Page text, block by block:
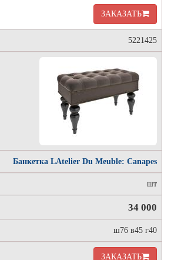
ЗАКАЗАТЬ
5221425
Банкетка LAtelier Du Meuble: Canapes
шт
34 000
ш76 в45 г40
ЗАКАЗАТЬ